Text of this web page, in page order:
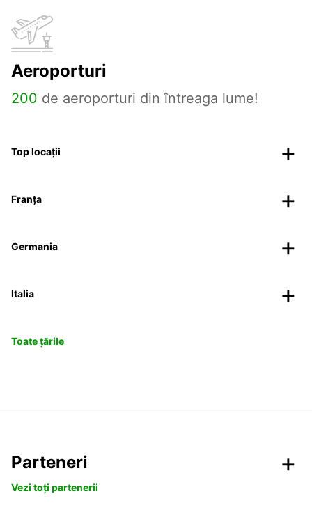
Aeroporturi
200 de aeroporturi din întreaga lume!
Top locații
Franța
Germania
Italia
Toate țările
Parteneri
Vezi toți partenerii